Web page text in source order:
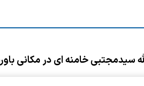
خامنه ای در مکانی